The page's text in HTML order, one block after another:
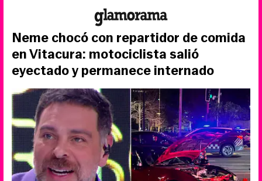
Neme chocó con repartidor de comida
en Vitacura: motociclista salió
eyectado y permanece internado